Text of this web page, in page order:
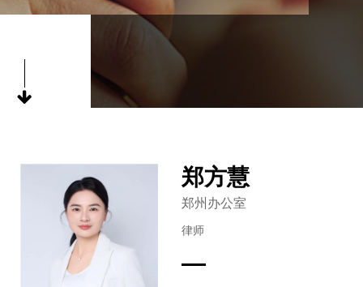
郑方慧
郑州办公室
律师